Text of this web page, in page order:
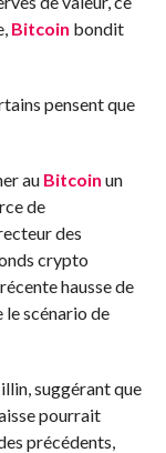
Bitcoin bondit
pensent que
au Bitcoin un
de
des
crypto
hausse de
le scénario de
suggérant que
pourrait
précédents,